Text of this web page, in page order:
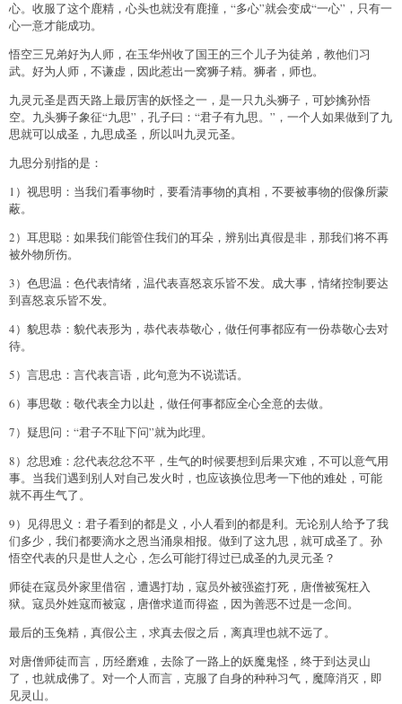
心。收服了这个鹿精，心头也就没有鹿撞，“多心”就会变成“一心”，只有一
心一意才能成功。
悟空三兄弟好为人师，在玉华州收了国王的三个儿子为徒弟，教他们习
武。好为人师，不谦虚，因此惹出一窝狮子精。狮者，师也。
九灵元圣是西天路上最厉害的妖怪之一，是一只九头狮子，可妙擒孙悟
空。九头狮子象征“九思”，孔子曰：“君子有九思。”，一个人如果做到了九
思就可以成圣，九思成圣，所以叫九灵元圣。
九思分别指的是：
1）视思明：当我们看事物时，要看清事物的真相，不要被事物的假像所蒙
蔽。
2）耳思聪：如果我们能管住我们的耳朵，辨别出真假是非，那我们将不再
被外物所伤。
3）色思温：色代表情绪，温代表喜怒哀乐皆不发。成大事，情绪控制要达
到喜怒哀乐皆不发。
4）貌思恭：貌代表形为，恭代表恭敬心，做任何事都应有一份恭敬心去对
待。
5）言思忠：言代表言语，此句意为不说谎话。
6）事思敬：敬代表全力以赴，做任何事都应全心全意的去做。
7）疑思问：“君子不耻下问”就为此理。
8）忿思难：忿代表忿忿不平，生气的时候要想到后果灾难，不可以意气用
事。当我们遇到别人对自己发火时，也应该换位思考一下他的难处，可能
就不再生气了。
9）见得思义：君子看到的都是义，小人看到的都是利。无论别人给予了我
们多少，我们都要滴水之恩当涌泉相报。做到了这九思，就可成圣了。孙
悟空代表的只是世人之心，怎么可能打得过已成圣的九灵元圣？
师徒在寇员外家里借宿，遭遇打劫，寇员外被强盗打死，唐僧被冤枉入
狱。寇员外姓寇而被寇，唐僧求道而得盗，因为善恶不过是一念间。
最后的玉兔精，真假公主，求真去假之后，离真理也就不远了。
对唐僧师徒而言，历经磨难，去除了一路上的妖魔鬼怪，终于到达灵山
了，也就成佛了。对一个人而言，克服了自身的种种习气，魔障消灭，即
见灵山。